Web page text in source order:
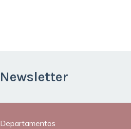
Newsletter
Departamentos